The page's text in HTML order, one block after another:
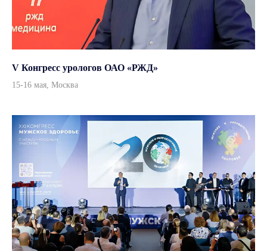
V Конгресс урологов ОАО «РЖД»
15-16 мая, Москва
г. Москва, улица Врубеля,
дом 8, офис 4/1
По всем вопросам
На связи 9:00-18:00
+7 (499) 390 90 36
Данный интернет-сайт, а также вся информация о товарах и ценах,
предоставленная на нём, носит исключительно информационный
характер и ни при каких условиях не является публичной офертой
Согласие на обработку персональных данных
© 2026, ООО «Андромеда Медикал»
Все права защищены